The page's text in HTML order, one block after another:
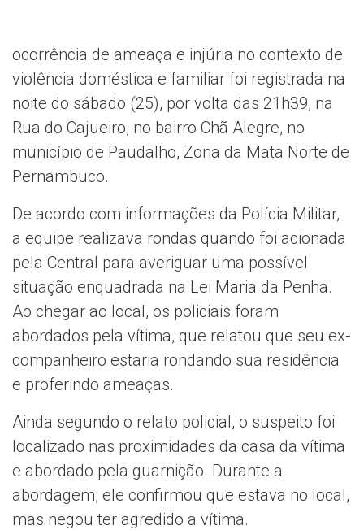
ocorrência de ameaça e injúria no contexto de
violência doméstica e familiar foi registrada na
noite do sábado (25), por volta das 21h39, na
Rua do Cajueiro, no bairro Chã Alegre, no
município de Paudalho, Zona da Mata Norte de
Pernambuco.
De acordo com informações da Polícia Militar,
a equipe realizava rondas quando foi acionada
pela Central para averiguar uma possível
situação enquadrada na Lei Maria da Penha.
Ao chegar ao local, os policiais foram
abordados pela vítima, que relatou que seu ex-
companheiro estaria rondando sua residência
e proferindo ameaças.
Ainda segundo o relato policial, o suspeito foi
localizado nas proximidades da casa da vítima
e abordado pela guarnição. Durante a
abordagem, ele confirmou que estava no local,
mas negou ter agredido a vítima.